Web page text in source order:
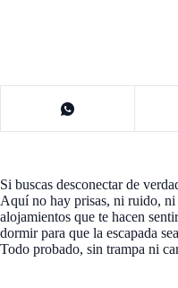
Si buscas desconectar de
Aquí no hay prisas, ni ruido, ni
alojamientos que te hacen
dormir para que la escapada
Todo probado, sin trampa ni